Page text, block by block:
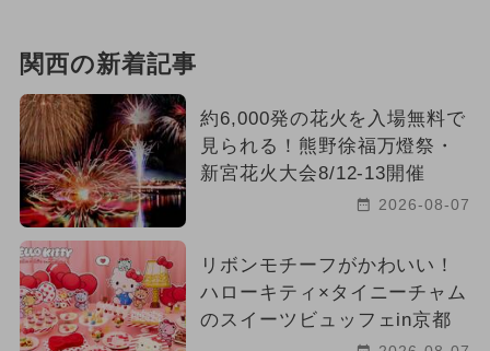
関西の新着記事
約6,000発の花火を入場無料で
見られる！熊野徐福万燈祭・
新宮花火大会8/12-13開催
2026-08-07
リボンモチーフがかわいい！
ハローキティ×タイニーチャム
のスイーツビュッフェin京都